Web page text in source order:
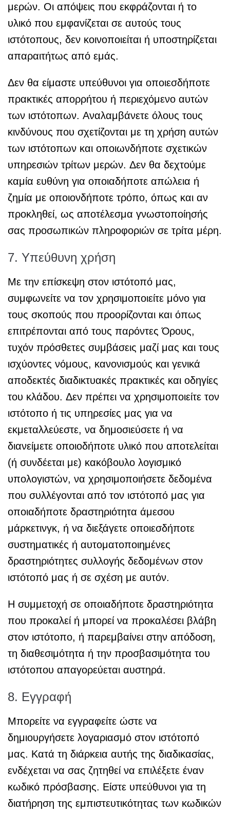
μερών. Οι απόψεις που εκφράζονται ή το
υλικό που εμφανίζεται σε αυτούς τους
ιστότοπους, δεν κοινοποιείται ή υποστηρίζεται
απαραιτήτως από εμάς.
Δεν θα είμαστε υπεύθυνοι για οποιεσδήποτε
πρακτικές απορρήτου ή περιεχόμενο αυτών
των ιστότοπων. Αναλαμβάνετε όλους τους
κινδύνους που σχετίζονται με τη χρήση αυτών
των ιστότοπων και οποιωνδήποτε σχετικών
υπηρεσιών τρίτων μερών. Δεν θα δεχτούμε
καμία ευθύνη για οποιαδήποτε απώλεια ή
ζημία με οποιονδήποτε τρόπο, όπως και αν
προκληθεί, ως αποτέλεσμα γνωστοποίησής
σας προσωπικών πληροφοριών σε τρίτα μέρη.
7. Yπεύθυνη χρήση
Με την επίσκεψη στον ιστότοπό μας,
συμφωνείτε να τον χρησιμοποιείτε μόνο για
τους σκοπούς που προορίζονται και όπως
επιτρέπονται από τους παρόντες Όρους,
τυχόν πρόσθετες συμβάσεις μαζί μας και τους
ισχύοντες νόμους, κανονισμούς και γενικά
αποδεκτές διαδικτυακές πρακτικές και οδηγίες
του κλάδου. Δεν πρέπει να χρησιμοποιείτε τον
ιστότοπο ή τις υπηρεσίες μας για να
εκμεταλλεύεστε, να δημοσιεύσετε ή να
διανείμετε οποιοδήποτε υλικό που αποτελείται
(ή συνδέεται με) κακόβουλο λογισμικό
υπολογιστών, να χρησιμοποιήσετε δεδομένα
που συλλέγονται από τον ιστότοπό μας για
οποιαδήποτε δραστηριότητα άμεσου
μάρκετινγκ, ή να διεξάγετε οποιεσδήποτε
συστηματικές ή αυτοματοποιημένες
δραστηριότητες συλλογής δεδομένων στον
ιστότοπό μας ή σε σχέση με αυτόν.
Η συμμετοχή σε οποιαδήποτε δραστηριότητα
που προκαλεί ή μπορεί να προκαλέσει βλάβη
στον ιστότοπο, ή παρεμβαίνει στην απόδοση,
τη διαθεσιμότητα ή την προσβασιμότητα του
ιστότοπου απαγορεύεται αυστηρά.
8. Εγγραφή
Μπορείτε να εγγραφείτε ώστε να
δημιουργήσετε λογαριασμό στον ιστότοπό
μας. Κατά τη διάρκεια αυτής της διαδικασίας,
ενδέχεται να σας ζητηθεί να επιλέξετε έναν
κωδικό πρόσβασης. Είστε υπεύθυνοι για τη
διατήρηση της εμπιστευτικότητας των κωδικών